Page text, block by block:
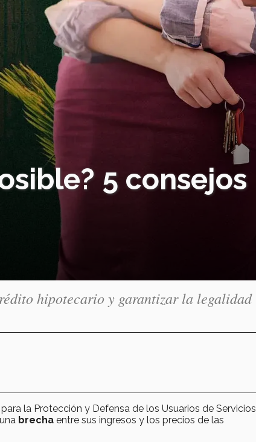
5 consejos
hipotecario y garantizar la legalidad
la Protección y Defensa de los Usuarios de Servicios
brecha entre sus ingresos y los precios de las